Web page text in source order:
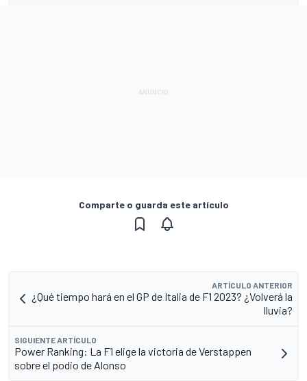
Comparte o guarda este artículo
ARTÍCULO ANTERIOR
¿Qué tiempo hará en el GP de Italia de F1 2023? ¿Volverá la
lluvia?
SIGUIENTE ARTÍCULO
Power Ranking: La F1 elige la victoria de Verstappen
sobre el podio de Alonso